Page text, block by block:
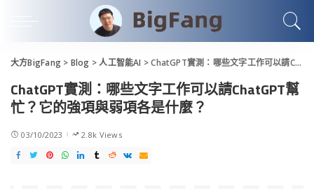
大方BigFang > Blog >人工智能AI >ChatGPT實測：哪些文字工作可以請ChatGPT幫忙？它的強項與弱項各是什麼？
ChatGPT實測：哪些文字工作可以請ChatGPT幫
忙？它的強項與弱項各是什麼？
03/10/2023 2.8k Views